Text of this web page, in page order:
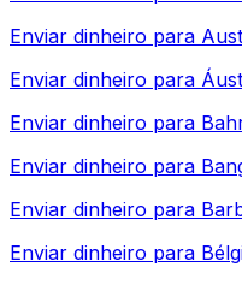
Enviar dinheiro para
Enviar dinheiro para
Enviar dinheiro para
Enviar dinheiro para
Enviar dinheiro para
Enviar dinheiro para